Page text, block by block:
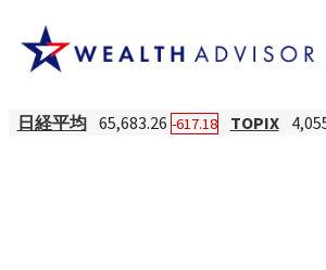
日経平均 65,683.26 -617.18 TOPIX